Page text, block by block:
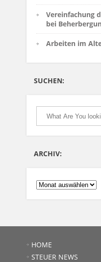
Vereinfachung
bei
Arbeiten im
SUCHEN:
ARCHIV:
ARCHIV:
HOME
STEUER NEWS